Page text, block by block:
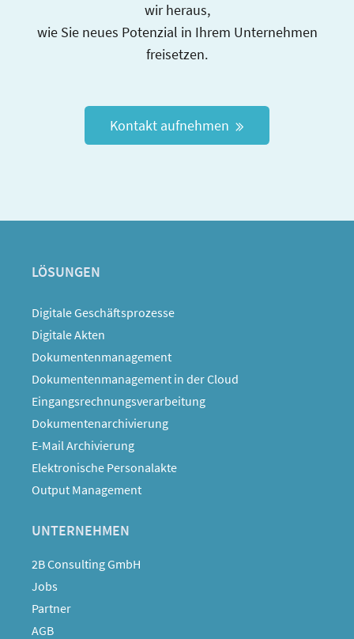
wir heraus,
wie Sie neues Potenzial in Ihrem Unternehmen
freisetzen.
Kontakt aufnehmen
LÖSUNGEN
Digitale Geschäftsprozesse
Digitale Akten
Dokumentenmanagement
Dokumentenmanagement in der Cloud
Eingangsrechnungsverarbeitung
Dokumentenarchivierung
E-Mail Archivierung
Elektronische Personalakte
Output Management
UNTERNEHMEN
2B Consulting GmbH
Jobs
Partner
AGB